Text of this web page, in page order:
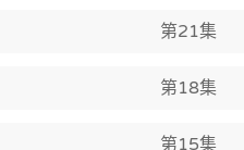
第21集
第18集
第15集